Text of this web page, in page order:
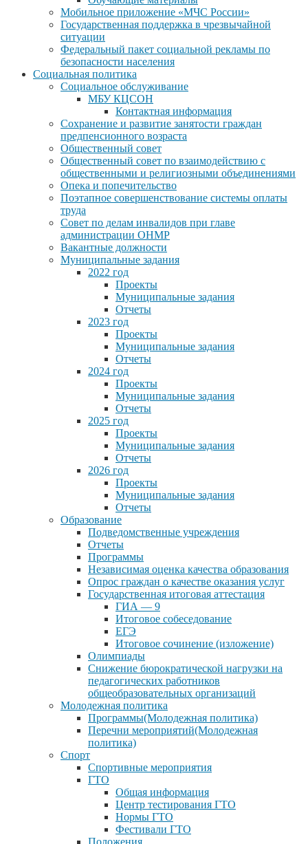
Мобильное приложение «МЧС России»
Государственная поддержка в чрезвычайной
ситуации
Федеральный пакет социальной рекламы по
безопасности населения
Социальная политика
Социальное обслуживание
МБУ КЦСОН
Контактная информация
Сохранение и развитие занятости граждан
предпенсионного возраста
Общественный совет
Общественный совет по взаимодействию с
общественными и религиозными объединениями
Опека и попечительство
Поэтапное совершенствование системы оплаты
труда
Совет по делам инвалидов при главе
администрации ОНМР
Вакантные должности
Муниципальные задания
2022 год
Проекты
Муниципальные задания
Отчеты
2023 год
Проекты
Муниципальные задания
Отчеты
2024 год
Проекты
Муниципальные задания
Отчеты
2025 год
Проекты
Муниципальные задания
Отчеты
2026 год
Проекты
Муниципальные задания
Отчеты
Образование
Подведомственные учреждения
Отчеты
Программы
Независимая оценка качества образования
Опрос граждан о качестве оказания услуг
Государственная итоговая аттестация
ГИА — 9
Итоговое собеседование
ЕГЭ
Итоговое сочинение (изложение)
Олимпиады
Снижение бюрократической нагрузки на
педагогических работников
общеобразовательных организаций
Молодежная политика
Программы(Молодежная политика)
Перечни мероприятий(Молодежная
политика)
Спорт
Спортивные мероприятия
ГТО
Общая информация
Центр тестирования ГТО
Нормы ГТО
Фестивали ГТО
Положения